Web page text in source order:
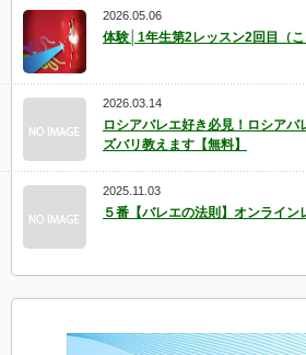
2026.05.06
体験│1年生第2レッスン2回目（こ
2026.03.14
ロシアバレエ好き必見！ロシア
ズバリ教えます【無料】
2025.11.03
５番【バレエの法則】オンライン